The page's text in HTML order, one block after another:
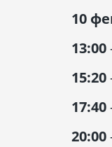
10
13:00
15:20
17:40
20:00